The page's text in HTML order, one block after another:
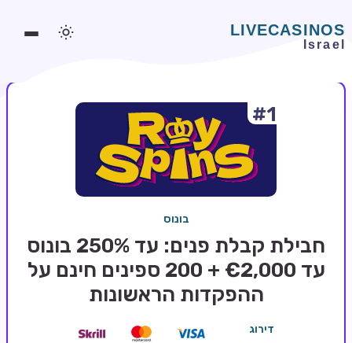
משחקים אונליין
משחקים חינמיים
בלאקג'ק אונליין
#1
בונוס
חבילת קבלת פנים: עד 250% בונוס
עד €2,000 + 200 ספינים חינם על
ההפקדות הראשונות
דירוג